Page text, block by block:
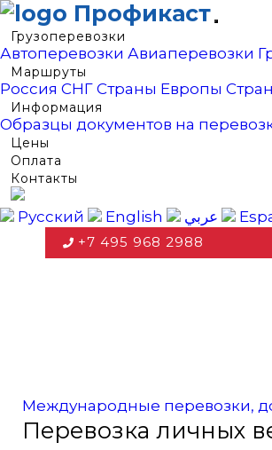
Профикаст
Грузоперевозки
Автоперевозки Авиаперевозки
Маршруты
Россия СНГ Страны Европы
Информация
Образцы документов на
Цены
Оплата
Контакты
Русский English عربي
+7 495 968 2988
Международные перевозки,
Перевозка личных